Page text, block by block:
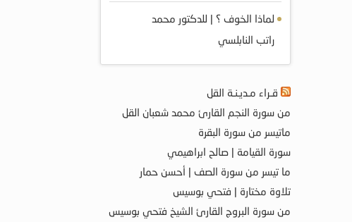
لماذا الخوف ؟ | للدكتور محمد
راتب النابلسي
قـراء مـديـنـة القل
من سورة النجم القارئ محمد شعبان القل
ماتيسر من سورة البقرة
سورة القيامة | صالح ابراهيمي
ما تيسر من سورة الصف | أحسن حمار
تلاوة مختارة | فتحي بوسيس
من سورة البروج القارئ الشيخ فتحي بوسيس